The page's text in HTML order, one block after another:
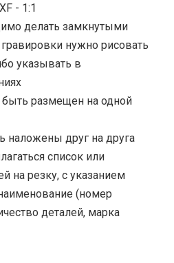
- 1:1
делать замкнутыми
нужно рисовать
указывать в
размещен на одной
наложены друг на друга
список или
на резку, с указанием
(номер
деталей, марка